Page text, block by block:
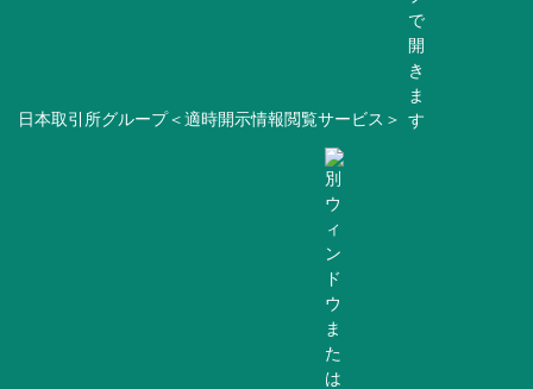
日本取引所グループ＜適時開示情報閲覧サービス＞